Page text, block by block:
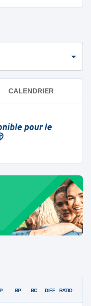
CALENDRIER
pour le
BP BC DIFF RATIO